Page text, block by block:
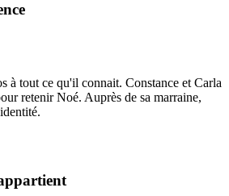
à tout ce qu'il connait. Constance et Carla
retenir Noé. Auprès de sa marraine,